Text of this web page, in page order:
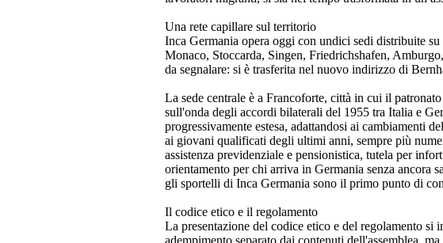
Una rete capillare sul territorio
Inca Germania opera oggi con undici sedi distribuite
Monaco, Stoccarda, Singen, Friedrichshafen,
da segnalare: si è trasferita nel nuovo indirizzo di
La sede centrale è a Francoforte, città in cui il
sull'onda degli accordi bilaterali del 1955 tra Italia e
progressivamente estesa, adattandosi ai cambiamenti
ai giovani qualificati degli ultimi anni, sempre più
assistenza previdenziale e pensionistica, tutela per
orientamento per chi arriva in Germania senza ancora
gli sportelli di Inca Germania sono il primo punto di
Il codice etico e il regolamento
La presentazione del codice etico e del regolamento
adempimento separato dai contenuti dell'assemblea,